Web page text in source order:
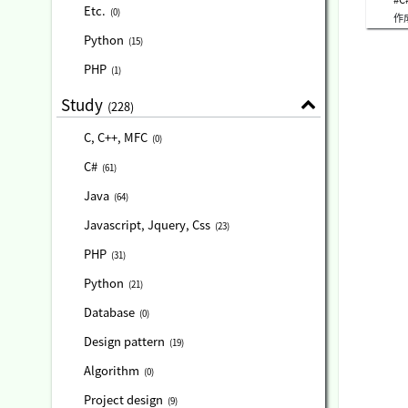
Etc. (0)
Python (15)
PHP (1)
Study (228)
C, C++, MFC (0)
C# (61)
Java (64)
Javascript, Jquery, Css (23)
PHP (31)
Python (21)
Database (0)
Design pattern (19)
Algorithm (0)
Project design (9)
作